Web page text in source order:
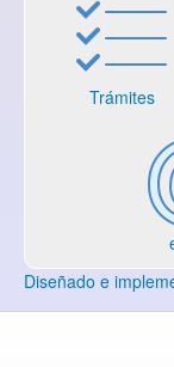
Trámites
Diseñado e